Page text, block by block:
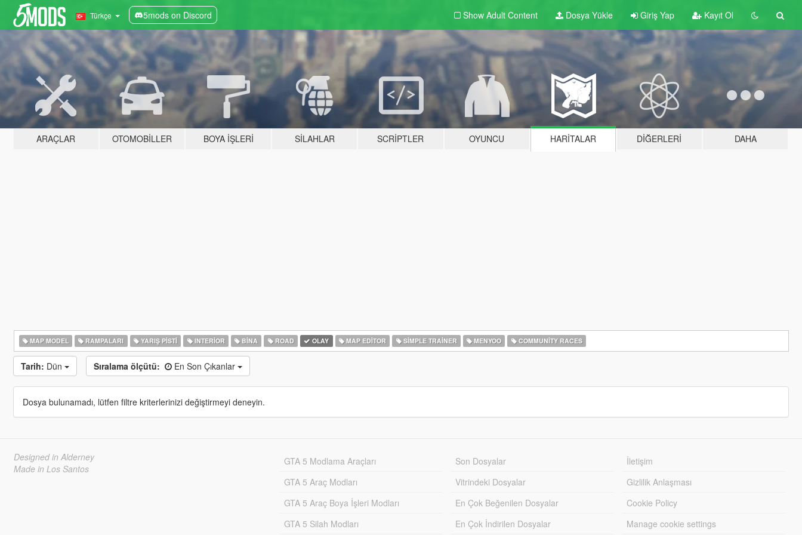
Türkçe 5mods on Discord Show Adult Content Dosya Yükle Giriş Yap Kayıt Ol
ARAÇLAR OTOMOBILLER BOYA İŞLERI SILAHLAR SCRIPTLER OYUNCU HARITALAR DIĞERLERI DAHA
MAP MODEL RAMPALARI YARIŞ PISTI INTERIOR BINA ROAD OLAY MAP EDITOR SIMPLE TRAINER MENYOO COMMUNITY RACES
Tarih: Dün Sıralama ölçütü: En Son Çıkanlar
Dosya bulunamadı, lütfen filtre kriterlerinizi değiştirmeyi deneyin.
Designed in Alderney
Made in Los Santos
GTA 5 Modlama Araçları
GTA 5 Araç Modları
GTA 5 Araç Boya İşleri Modları
GTA 5 Silah Modları
Son Dosyalar
Vitrindeki Dosyalar
En Çok Beğenilen Dosyalar
En Çok İndirilen Dosyalar
İletişim
Gizlilik Anlaşması
Cookie Policy
Manage cookie settings